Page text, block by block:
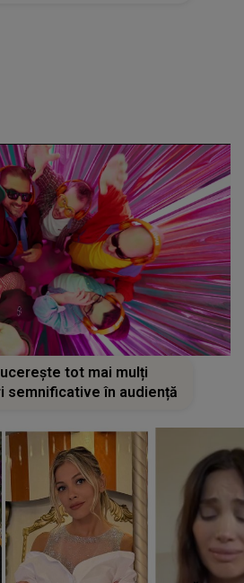
tot mai mulți
semnificative în audiență
Fosta soție a
privirile în
„Parcă ai altă
putere,
cancer
accident
Dacă